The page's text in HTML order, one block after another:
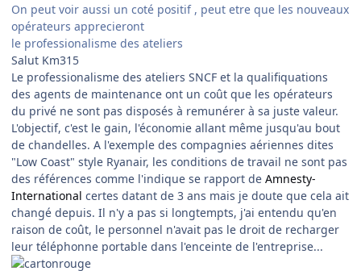
On peut voir aussi un coté positif , peut etre que les nouveaux
opérateurs apprecieront
le professionalisme des ateliers
Salut Km315
Le professionalisme des ateliers SNCF et la qualifiquations
des agents de maintenance ont un coût que les opérateurs
du privé ne sont pas disposés à remunérer à sa juste valeur.
L'objectif, c'est le gain, l'économie allant même jusqu'au bout
de chandelles. A l'exemple des compagnies aériennes dites
"Low Coast" style Ryanair, les conditions de travail ne sont pas
des références comme l'indique se rapport de Amnesty-
International certes datant de 3 ans mais je doute que cela ait
changé depuis. Il n'y a pas si longtempts, j'ai entendu qu'en
raison de coût, le personnel n'avait pas le droit de recharger
leur téléphonne portable dans l'enceinte de l'entreprise...